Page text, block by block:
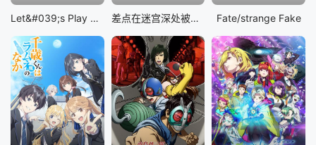
Let&#039;s Play 充满挑战的人生 差点在迷宫深处被信任的伙伴杀掉，但靠着天赐技能「无限扭蛋」获得等级9999的伙伴，我要向前队友和世界展开复仇&amp;「给他们好看！」 Fate/strange Fake